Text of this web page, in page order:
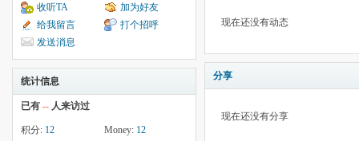
收听TA
加为好友
给我留言
打个招呼
发送消息
统计信息
已有 -- 人来访过
积分: 12 Money: 12
现在还没有动态
分享
现在还没有分享